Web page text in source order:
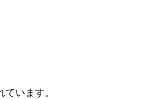
います。